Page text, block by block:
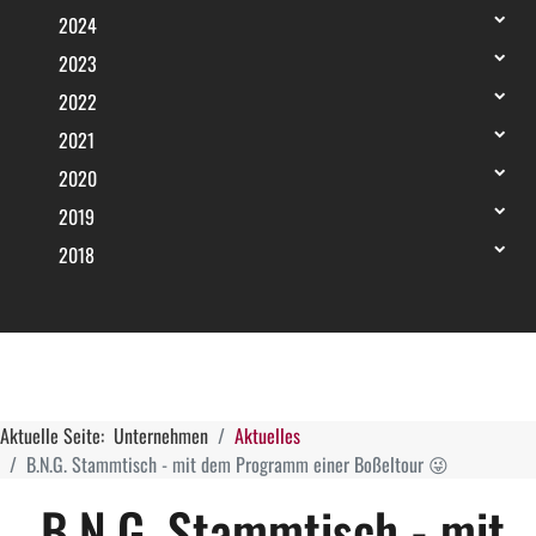
2024
2023
2022
2021
2020
2019
2018
Aktuelle Seite: Unternehmen
Aktuelles
B.N.G. Stammtisch - mit dem Programm einer Boßeltour 😜